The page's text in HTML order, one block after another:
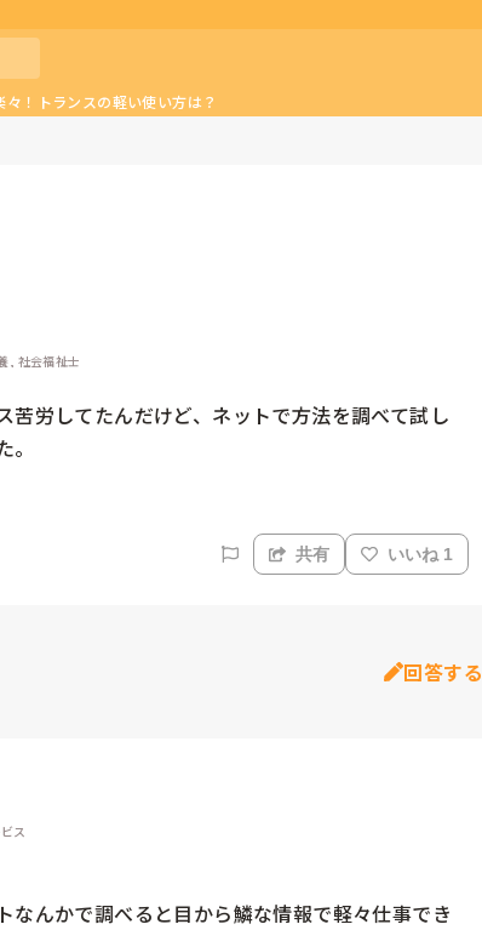
！トランスの軽い使い方は？
, 社会福祉士
労してたんだけど、ネットで方法を調べて試し
共有 いいね 1
回答する
ス
んかで調べると目から鱗な情報で軽々仕事でき